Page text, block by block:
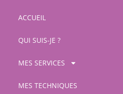
ACCUEIL
QUI SUIS-JE ?
MES SERVICES
MES TECHNIQUES